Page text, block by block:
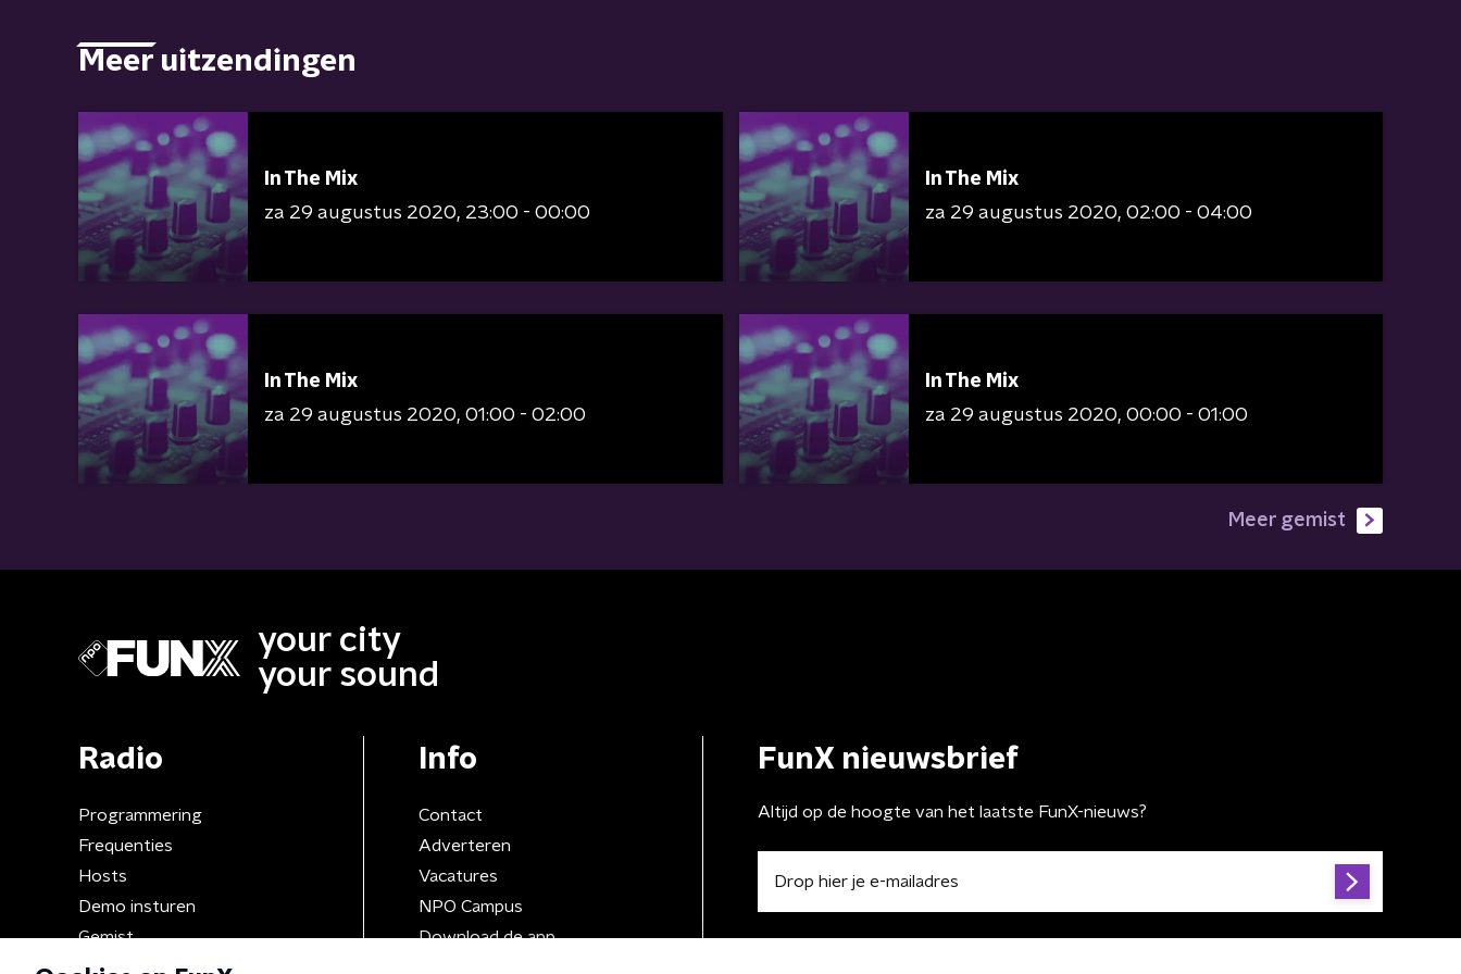
Meer uitzendingen
In The Mix
za 29 augustus 2020 23:00 - 00:00
In The Mix
za 29 augustus 2020 02:00 - 04:00
In The Mix
za 29 augustus 2020 01:00 - 02:00
In The Mix
za 29 augustus 2020 00:00 - 01:00
Meer gemist
your city
your sound
Radio
Programmering
Frequenties
Hosts
Demo insturen
Gemist
Info
Contact
Adverteren
Vacatures
NPO Campus
Download de app
FunX nieuwsbrief
Altijd op de hoogte van het laatste FunX-nieuws?